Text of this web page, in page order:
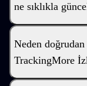
ne sıklıkla
Neden
TrackingMore